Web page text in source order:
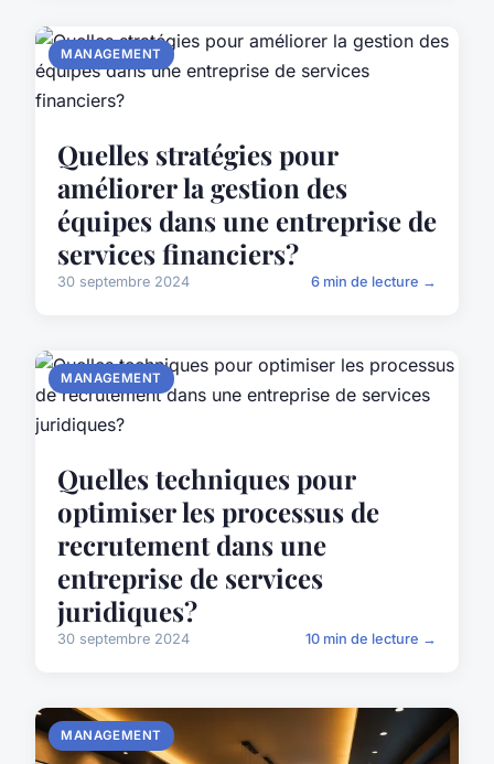
MANAGEMENT
Quelles stratégies pour
améliorer la gestion des
équipes dans une entreprise de
services financiers?
30 septembre 2024 6 min de lecture →
MANAGEMENT
Quelles techniques pour
optimiser les processus de
recrutement dans une
entreprise de services
juridiques?
30 septembre 2024 10 min de lecture →
MANAGEMENT